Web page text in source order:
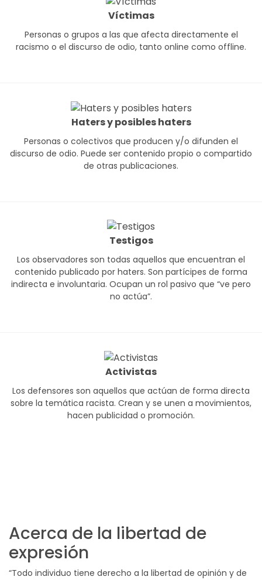
Víctimas
Personas o grupos a las que afecta directamente el
racismo o el discurso de odio, tanto online como offline.
Haters y posibles haters
Personas o colectivos que producen y/o difunden el
discurso de odio. Puede ser contenido propio o compartido
de otras publicaciones.
Testigos
Los observadores son todas aquellos que encuentran el
contenido publicado por haters. Son partícipes de forma
indirecta e involuntaria. Ocupan un rol pasivo que “ve pero
no actúa”.
Activistas
Los defensores son aquellos que actúan de forma directa
sobre la temática racista. Crean y se unen a movimientos,
hacen publicidad o promoción.
Acerca de la libertad de
expresión
“Todo individuo tiene derecho a la libertad de opinión y de